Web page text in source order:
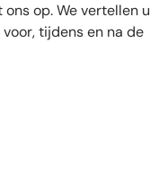
op. We vertellen u
tijdens en na de